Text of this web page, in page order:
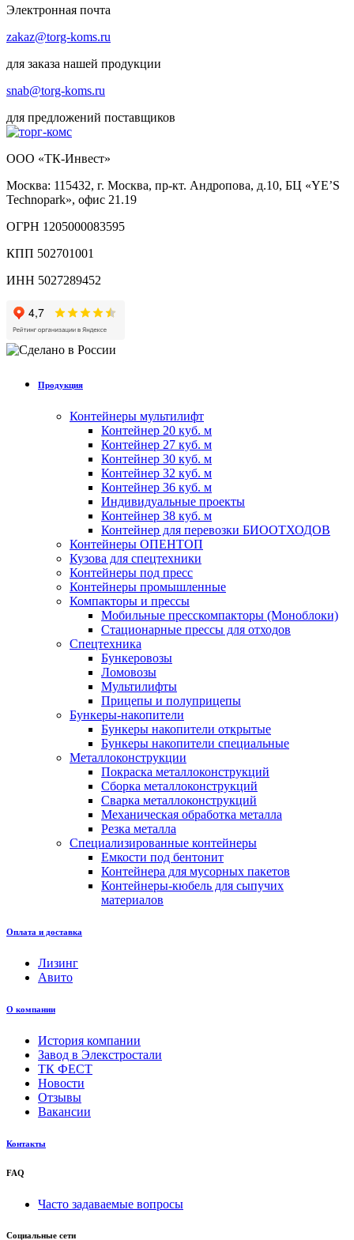
Электронная почта
zakaz@torg-koms.ru
для заказа нашей продукции
snab@torg-koms.ru
для предложений поставщиков
ООО «ТК-Инвест»
Москва: 115432, г. Москва, пр-кт. Андропова, д.10, БЦ «YE’S
Technopark», офис 21.19
ОГРН 1205000083595
КПП 502701001
ИНН 5027289452
Продукция
Контейнеры мультилифт
Контейнер 20 куб. м
Контейнер 27 куб. м
Контейнер 30 куб. м
Контейнер 32 куб. м
Контейнер 36 куб. м
Индивидуальные проекты
Контейнер 38 куб. м
Контейнер для перевозки БИООТХОДОВ
Контейнеры ОПЕНТОП
Кузова для спецтехники
Контейнеры под пресс
Контейнеры промышленные
Компакторы и прессы
Мобильные пресскомпакторы (Моноблоки)
Стационарные прессы для отходов
Спецтехника
Бункеровозы
Ломовозы
Мультилифты
Прицепы и полуприцепы
Бункеры-накопители
Бункеры накопители открытые
Бункеры накопители специальные
Металлоконструкции
Покраска металлоконструкций
Сборка металлоконструкций
Сварка металлоконструкций
Механическая обработка металла
Резка металла
Специализированные контейнеры
Емкости под бентонит
Контейнера для мусорных пакетов
Контейнеры-кюбель для сыпучих
материалов
Оплата и доставка
Лизинг
Авито
О компании
История компании
Завод в Элекстростали
ТК ФЕСТ
Новости
Отзывы
Вакансии
Контакты
FAQ
Часто задаваемые вопросы
Социальные сети